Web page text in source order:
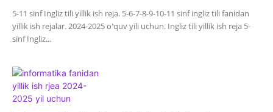
5-11 sinf Ingliz tili yillik ish reja. 5-6-7-8-9-10-11 sinf ingliz tili fanidan
yillik ish rejalar. 2024-2025 o'quv yili uchun. Ingliz tili yillik ish reja 5-
sinf Ingliz...